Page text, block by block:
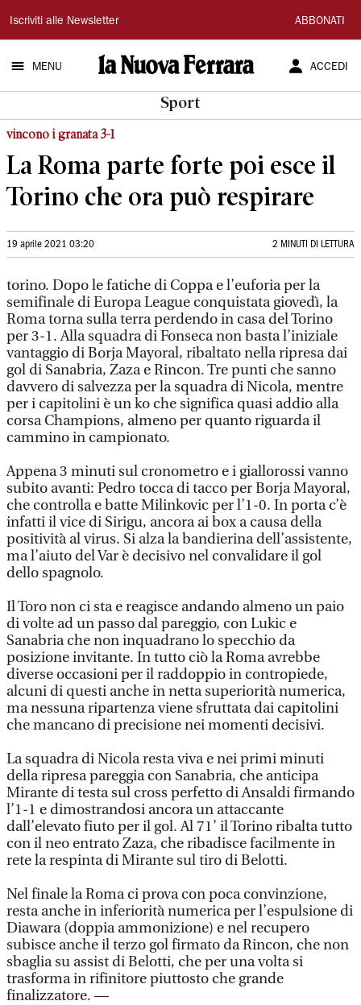
La
Nuova
Ferrara
Iscriviti alle Newsletter ABBONATI
MENU ACCEDI
Sport
vincono i granata 3-1
La Roma parte forte poi esce il
Torino che ora può respirare
19 aprile 2021 03:20 2 MINUTI DI LETTURA
torino. Dopo le fatiche di Coppa e l’euforia per la
semifinale di Europa League conquistata giovedì, la
Roma torna sulla terra perdendo in casa del Torino
per 3-1. Alla squadra di Fonseca non basta l’iniziale
vantaggio di Borja Mayoral, ribaltato nella ripresa dai
gol di Sanabria, Zaza e Rincon. Tre punti che sanno
davvero di salvezza per la squadra di Nicola, mentre
per i capitolini è un ko che significa quasi addio alla
corsa Champions, almeno per quanto riguarda il
cammino in campionato.
Appena 3 minuti sul cronometro e i giallorossi vanno
subito avanti: Pedro tocca di tacco per Borja Mayoral,
che controlla e batte Milinkovic per l’1-0. In porta c’è
infatti il vice di Sirigu, ancora ai box a causa della
positività al virus. Si alza la bandierina dell’assistente,
ma l’aiuto del Var è decisivo nel convalidare il gol
dello spagnolo.
Il Toro non ci sta e reagisce andando almeno un paio
di volte ad un passo dal pareggio, con Lukic e
Sanabria che non inquadrano lo specchio da
posizione invitante. In tutto ciò la Roma avrebbe
diverse occasioni per il raddoppio in contropiede,
alcuni di questi anche in netta superiorità numerica,
ma nessuna ripartenza viene sfruttata dai capitolini
che mancano di precisione nei momenti decisivi.
La squadra di Nicola resta viva e nei primi minuti
della ripresa pareggia con Sanabria, che anticipa
Mirante di testa sul cross perfetto di Ansaldi firmando
l’1-1 e dimostrandosi ancora un attaccante
dall’elevato fiuto per il gol. Al 71’ il Torino ribalta tutto
con il neo entrato Zaza, che ribadisce facilmente in
rete la respinta di Mirante sul tiro di Belotti.
Nel finale la Roma ci prova con poca convinzione,
resta anche in inferiorità numerica per l’espulsione di
Diawara (doppia ammonizione) e nel recupero
subisce anche il terzo gol firmato da Rincon, che non
sbaglia su assist di Belotti, che per una volta si
trasforma in rifinitore piuttosto che grande
finalizzatore. —